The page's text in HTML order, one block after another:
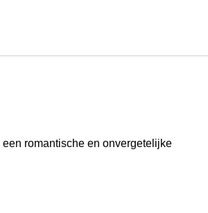
romantische en onvergetelijke